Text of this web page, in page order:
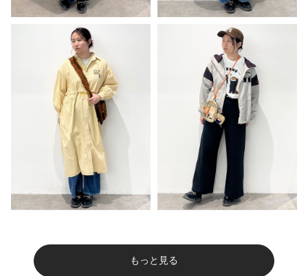
もっと見る